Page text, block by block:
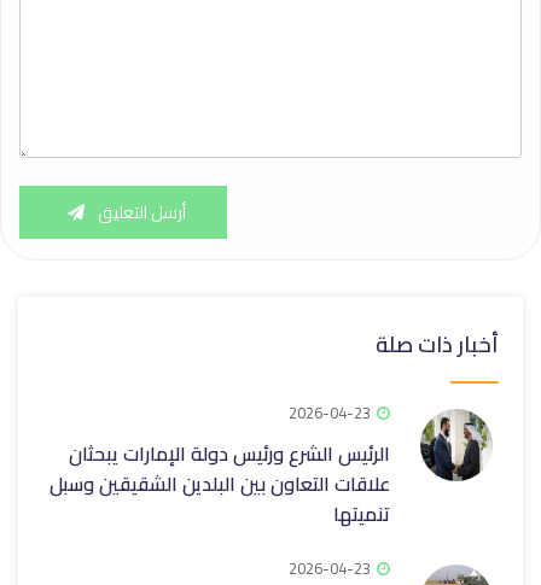
أرسل التعليق
أخبار ذات صلة
2026-04-23
الرئيس الشرع ورئيس دولة الإمارات يبحثان
علاقات التعاون بين البلدين الشقيقين وسبل
تنميتها
2026-04-23